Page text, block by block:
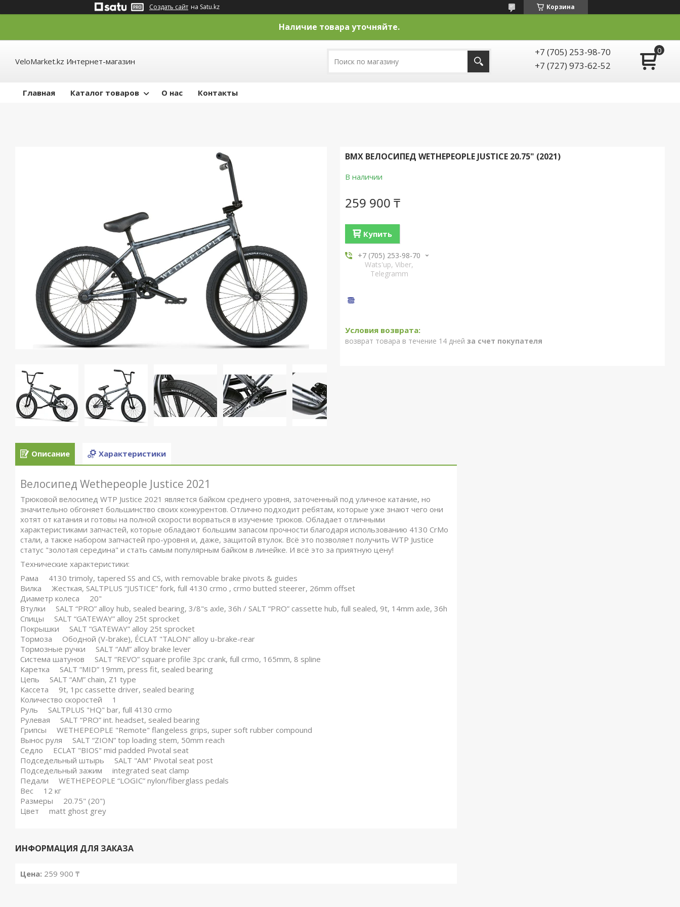
Создать сайт на Satu.kz Корзина
Наличие товара уточняйте.
VeloMarket.kz Интернет-магазин
+7 (705) 253-98-70
+7 (727) 973-62-52
Главная Каталог товаров О нас Контакты
BMX ВЕЛОСИПЕД WETHEPEOPLE JUSTICE 20.75" (2021)
В наличии
259 900 ₸
Купить
+7 (705) 253-98-70
Wats'up, Viber,
Telegramm
возврат товара в течение 14 дней за счет покупателя
Описание Характеристики
Велосипед Wethepeople Justice 2021
Трюковой велосипед WTP Justice 2021 является байком среднего уровня, заточенный под уличное катание, но
значительно обгоняет большинство своих конкурентов. Отлично подходит ребятам, которые уже знают чего они
хотят от катания и готовы на полной скорости ворваться в изучение трюков. Обладает отличными
характеристиками запчастей, которые обладают большим запасом прочности благодаря использованию 4130 CrMo
стали, а также набором запчастей про-уровня и, даже, защитой втулок. Всё это позволяет получить WTP Justice
статус "золотая середина" и стать самым популярным байком в линейке. И всё это за приятную цену!
Технические характеристики:
Рама 4130 trimoly, tapered SS and CS, with removable brake pivots & guides
Вилка Жесткая, SALTPLUS “JUSTICE” fork, full 4130 crmo , crmo butted steerer, 26mm offset
Диаметр колеса 20"
Втулки SALT “PRO” alloy hub, sealed bearing, 3/8"s axle, 36h / SALT “PRO” cassette hub, full sealed, 9t, 14mm axle, 36h
Спицы SALT “GATEWAY” alloy 25t sprocket
Покрышки SALT “GATEWAY” alloy 25t sprocket
Тормоза Ободной (V-brake), ÉCLAT "TALON" alloy u-brake-rear
Тормозные ручки SALT “AM” alloy brake lever
Система шатунов SALT “REVO” square profile 3pc crank, full crmo, 165mm, 8 spline
Каретка SALT “MID” 19mm, press fit, sealed bearing
Цепь SALT “AM” chain, Z1 type
Кассета 9t, 1pc cassette driver, sealed bearing
Количество скоростей 1
Руль SALTPLUS "HQ" bar, full 4130 crmo
Рулевая SALT “PRO” int. headset, sealed bearing
Грипсы WETHEPEOPLE "Remote" flangeless grips, super soft rubber compound
Вынос руля SALT “ZION” top loading stem, 50mm reach
Седло ECLAT "BIOS" mid padded Pivotal seat
Подседельный штырь SALT "AM" Pivotal seat post
Подседельный зажим integrated seat clamp
Педали WETHEPEOPLE “LOGIC” nylon/fiberglass pedals
Вес 12 кг
Размеры 20.75" (20")
Цвет matt ghost grey
ИНФОРМАЦИЯ ДЛЯ ЗАКАЗА
Цена: 259 900 ₸